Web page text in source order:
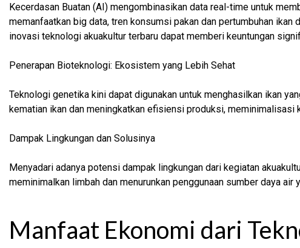
Kecerdasan Buatan (AI) mengombinasikan data real-time untuk
memanfaatkan big data, tren konsumsi pakan dan pertumbuhan
inovasi teknologi akuakultur terbaru dapat memberi keuntungan
Penerapan Bioteknologi: Ekosistem yang Lebih Sehat
Teknologi genetika kini dapat digunakan untuk menghasilkan ikan
kematian ikan dan meningkatkan efisiensi produksi, meminimalisasi
Dampak Lingkungan dan Solusinya
Menyadari adanya potensi dampak lingkungan dari kegiatan
meminimalkan limbah dan menurunkan penggunaan sumber daya air
Manfaat Ekonomi dari